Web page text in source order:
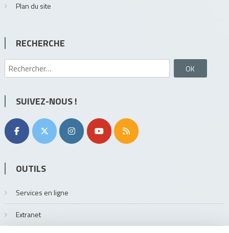
Plan du site
RECHERCHE
Rechercher :
SUIVEZ-NOUS !
OUTILS
Services en ligne
Extranet